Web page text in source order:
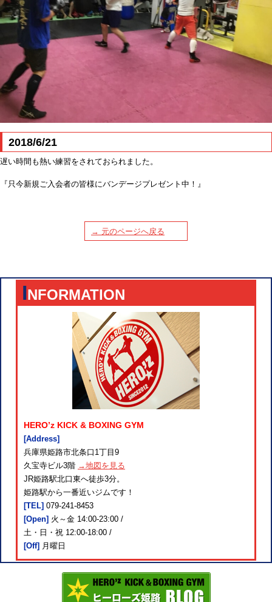
2018/6/21
遅い時間も熱い練習をされておられました。
『只今新規ご入会者の皆様にバンデージプレゼント中！』
→ 元のページへ戻る
INFORMATION
HERO’z KICK & BOXING GYM
[Address]
兵庫県姫路市北条口1丁目9
久宝寺ビル3階 →地図を見る
JR姫路駅北口東へ徒歩3分。
姫路駅から一番近いジムです！
[TEL] 079-241-8453
[Open] 火～金 14:00-23:00 /
土・日・祝 12:00-18:00 /
[Off] 月曜日